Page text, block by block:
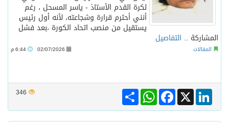
لكرة القدم الأستاذ - ياسر المسحل ، رغم
أنني أحترم قرارة وشجاعته، لأنه أول رئيس
يستقيل من منصب اتحاد الكورة ،بعد فشل
المشاركة .. التفاصيل
المقالات 02/07/2026
346 Share
WhatsAppFacebook X
LinkedIn